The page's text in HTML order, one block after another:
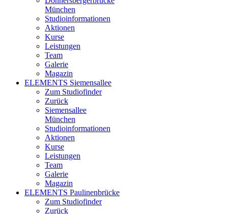
München
Studioinformationen
Aktionen
Kurse
Leistungen
Team
Galerie
Magazin
ELEMENTS Siemensallee
Zum Studiofinder
Zurück
Siemens­allee
München
Studioinformationen
Aktionen
Kurse
Leistungen
Team
Galerie
Magazin
ELEMENTS Paulinenbrücke
Zum Studiofinder
Zurück